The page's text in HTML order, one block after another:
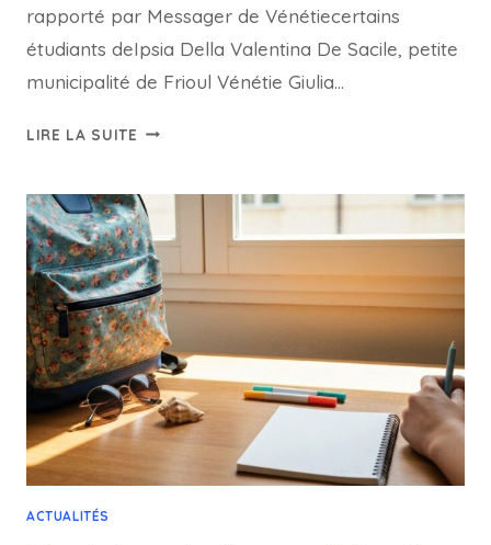
rapporté par Messager de Vénétiecertains
étudiants deIpsia Della Valentina De Sacile, petite
municipalité de Frioul Vénétie Giulia…
LIRE LA SUITE DES
LA
CLÉ
D'UN
DISTRIBUTEUR
AUTOMATIQUE :
QUE
S'EST-
IL
PASSÉ
À
ACTUALITÉS